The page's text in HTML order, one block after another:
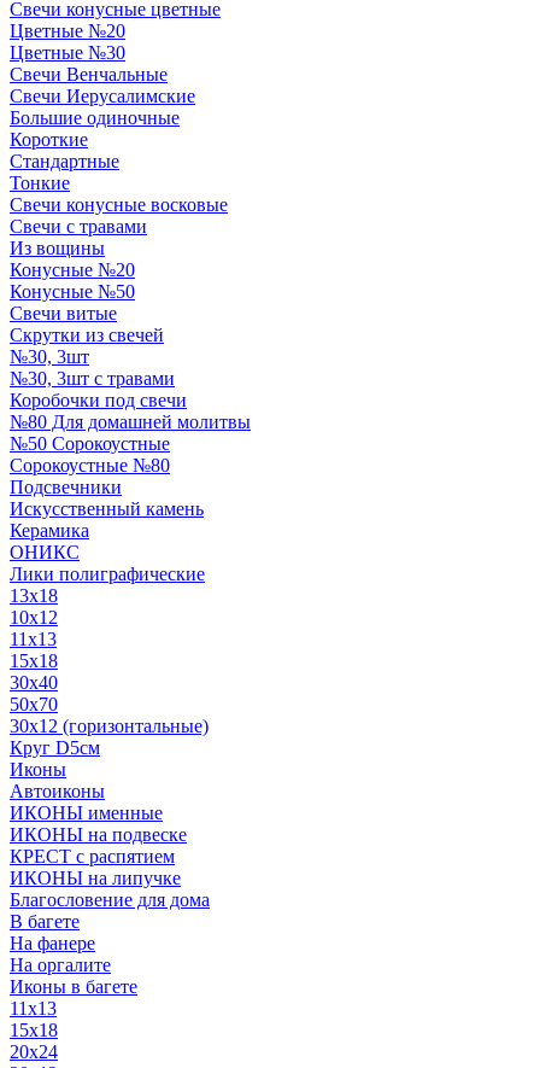
Свечи конусные цветные
Цветные №20
Цветные №30
Свечи Венчальные
Свечи Иерусалимские
Большие одиночные
Короткие
Стандартные
Тонкие
Свечи конусные восковые
Свечи с травами
Из вощины
Конусные №20
Конусные №50
Свечи витые
Скрутки из свечей
№30, 3шт
№30, 3шт с травами
Коробочки под свечи
№80 Для домашней молитвы
№50 Сорокоустные
Сорокоустные №80
Подсвечники
Искусственный камень
Керамика
ОНИКС
Лики полиграфические
13x18
10x12
11х13
15х18
30x40
50x70
30x12 (горизонтальные)
Круг D5см
Иконы
Автоиконы
ИКОНЫ именные
ИКОНЫ на подвеске
КРЕСТ с распятием
ИКОНЫ на липучке
Благословение для дома
В багете
На фанере
На оргалите
Иконы в багете
11x13
15x18
20x24